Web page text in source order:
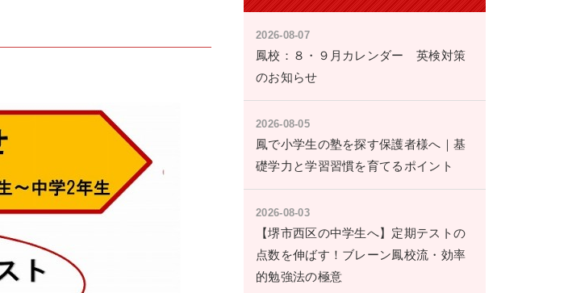
2026-08-07
鳳校：８・９月カレンダー 英検対策
のお知らせ
2026-08-05
鳳で小学生の塾を探す保護者様へ｜基
礎学力と学習習慣を育てるポイント
2026-08-03
【堺市西区の中学生へ】定期テストの
点数を伸ばす！ブレーン鳳校流・効率
的勉強法の極意